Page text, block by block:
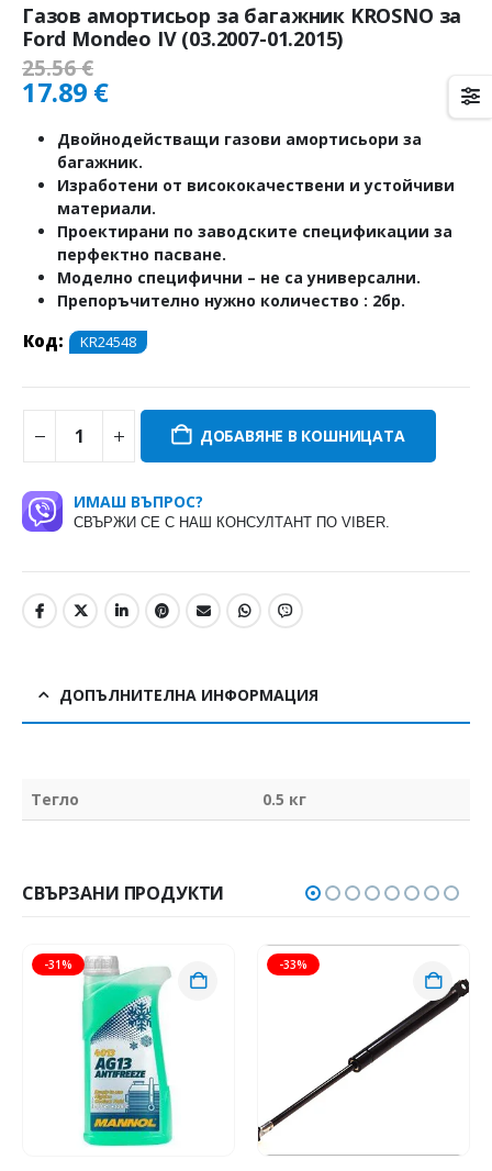
Газов амортисьор за багажник KROSNO за
Ford Mondeo IV (03.2007-01.2015)
25.56€
17.89 €
Двойнодействащи газови амортисьори за
багажник.
Изработени от висококачествени и устойчиви
материали.
Проектирани по заводските спецификации за
перфектно пасване.
Моделно специфични – не са универсални.
Препоръчително нужно количество : 2бр.
Код: KR24548
ДОБАВЯНЕ В КОШНИЦАТА
ИМАШ ВЪПРОС?
СВЪРЖИ СЕ С НАШ КОНСУЛТАНТ ПО VIBER.
ДОПЪЛНИТЕЛНА ИНФОРМАЦИЯ
Тегло 0.5 кг
СВЪРЗАНИ ПРОДУКТИ
-31% -33%